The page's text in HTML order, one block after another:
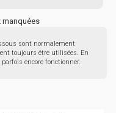
manquées
sont normalement
toujours être utilisées. En
encore fonctionner.